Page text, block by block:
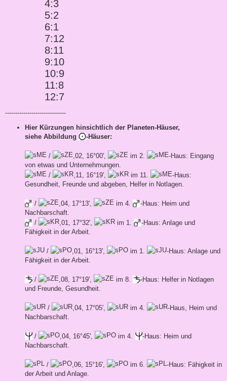
4:3
5:2
6:1
7:12
8:11
9:10
10:9
11:8
12:7
------------------------------
Hier Kürzungen hinsichtlich der Planeten-Häuser,
siehe Abbildung
-Häuser:
/ ,02, 16°00', im 2.
-Haus: Eingang
von etwas und Unternehmungen.
/
,11, 16°19', im 11.
-Haus:
Gesundheit, Freunde und abgeben, Helfer in Notlagen.
/ ,04, 17°13', im 4.
-Haus: Heim und
Nachbarschaft.
/
,01, 17°32', im 1.
-Haus: Anlage und
Fähigkeit in der Arbeit.
/ ,01, 16°13', im 1.
-Haus: Anlage und
Fähigkeit in der Arbeit.
/ ,08, 17°19', im 8.
-Haus: Helfer in Notlagen
und Freunde, Gesundheit.
/ ,04, 17°05', im 4.
-Haus, Heim und
Nachbarschaft.
/ ,04, 16°45', im 4.
-Haus: Heim und
Nachbarschaft.
/ ,06, 15°16', im 6.
-Haus: Fähigkeit in
der Arbeit und Anlage.